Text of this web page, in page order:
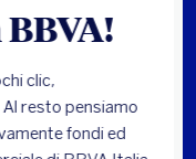
clic,
resto pensiamo
fondi ed